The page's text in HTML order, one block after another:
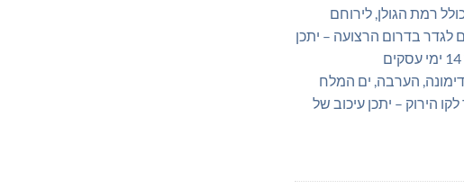
רמת הגולן, לירוחם
לגדר בדרום הרצועה – יתכן
הערבה, ים המלח
הירוק – יתכן עיכוב של